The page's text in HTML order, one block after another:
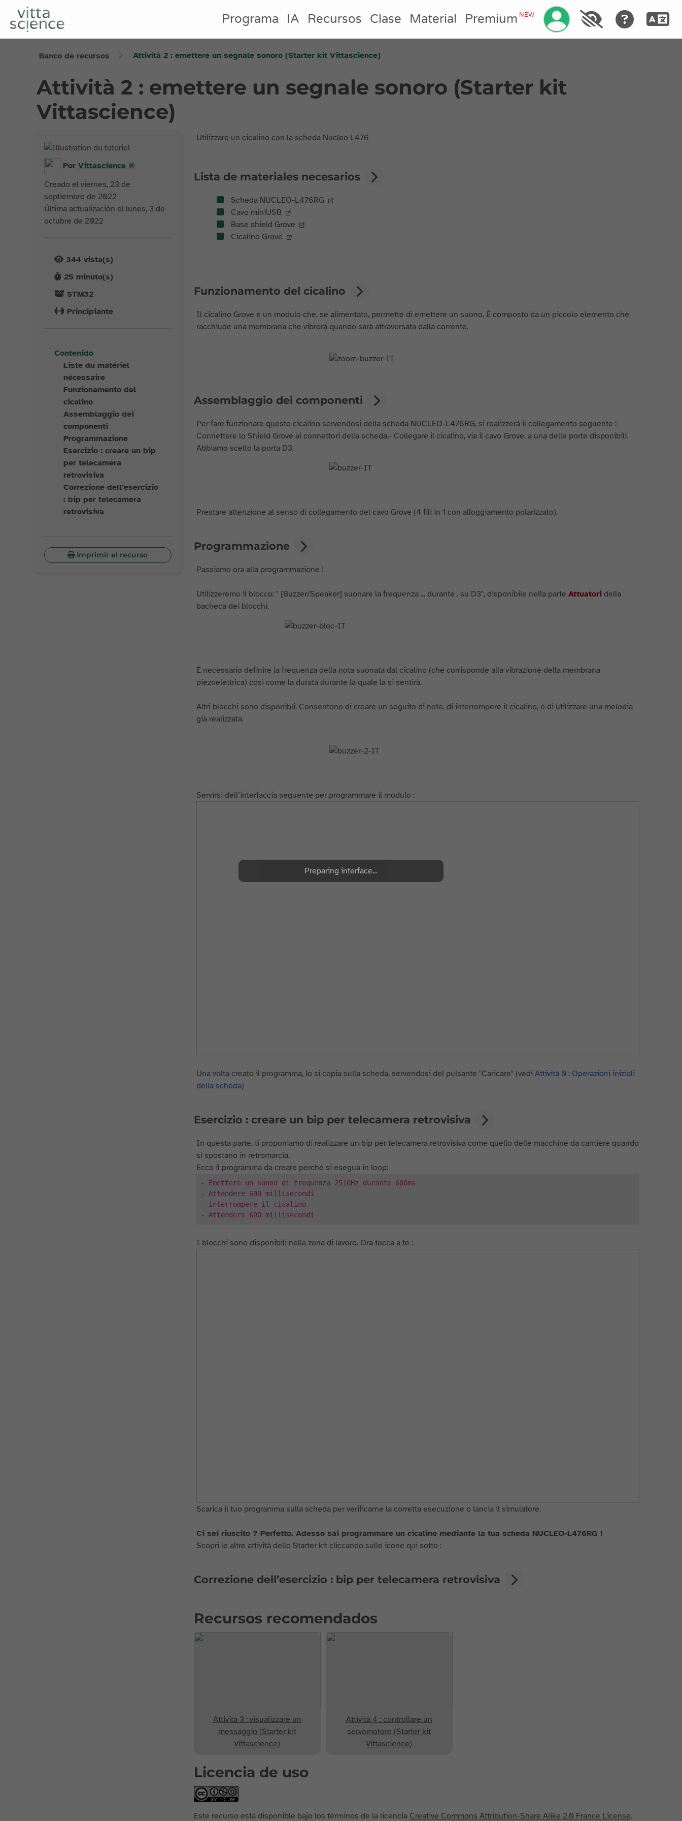
Programa IA Recursos Clase Material PremiumNEW Gestionar su cuenta
Banco de recursos Attività 2 : emettere un segnale sonoro (Starter kit Vittascience)
Attività 2 : emettere un segnale sonoro (Starter kit
Vittascience)
PorVittascience ®
Creado el viernes, 23 de
septiembre de 2022
Última actualización el lunes, 3 de
octubre de 2022
344 vista(s)
25 minuto(s)
STM32
Principiante
Contenido
Liste du matériel
nécessaire
Funzionamento del
cicalino
Assemblaggio dei
componenti
Programmazione
Esercizio : creare un bip
per telecamera
retrovisiva
Correzione dell’esercizio
: bip per telecamera
retrovisiva
Imprimir el recurso
Utilizzare un cicalino con la scheda Nucleo L476
Lista de materiales necesarios
Scheda NUCLEO-L476RG
Cavo miniUSB
Base shield Grove
Cicalino Grove
Funzionamento del cicalino
Il cicalino Grove è un modulo che, se alimentato, permette di emettere un suono. È composto da un piccolo elemento che
racchiude una membrana che vibrerà quando sarà attraversata dalla corrente.
Assemblaggio dei componenti
Per fare funzionare questo cicalino servendosi della scheda NUCLEO-L476RG, si realizzerà il collegamento seguente :-
Connettere lo Shield Grove ai connettori della scheda.- Collegare il cicalino, via il cavo Grove, a una delle porte disponibili.
Abbiamo scelto la porta D3.
Prestare attenzione al senso di collegamento del cavo Grove (4 fili in 1 con alloggiamento polarizzato).
Programmazione
Passiamo ora alla programmazione !
Utilizzeremo il blocco: " [Buzzer/Speaker] suonare la frequenza ... durante . su D3", disponibile nella parte Attuatoridella
bacheca dei blocchi.
È necessario definire la frequenza della nota suonata dal cicalino (che corrisponde alla vibrazione della membrana
piezoelettrica) così come la durata durante la quale la si sentirà.
Altri blocchi sono disponibli. Consentono di creare un seguito di note, di interrompere il cicalino, o di utilizzare una melodia
già realizzata.
Servirsi dell’interfaccia seguente per programmare il modulo :
Una volta creato il programma, lo si copia sulla scheda. servendosi del pulsante "Caricare" (vedi Attività 0 : Operazioni iniziali
della scheda)
Esercizio : creare un bip per telecamera retrovisiva
In questa parte, ti proponiamo di realizzare un bip per telecamera retrovisiva come quello delle macchine da cantiere quando
si spostano in retromarcia.
Ecco il programma da creare perché si esegua in loop:
- Emettere un suono di frequenza 2510Hz durante 600ms
- Attendere 600 millisecondi
- Interrompere il cicalino
- Attendere 600 millisecondi
I blocchi sono disponibili nella zona di lavoro. Ora tocca a te :
Scarica il tuo programma sulla scheda per verificarne la corretta esecuzione o lancia il simulatore.
Ci sei riuscito ? Perfetto. Adesso sai programmare un cicalino mediante la tua scheda NUCLEO-L476RG !
Scopri le altre attività dello Starter kit cliccando sulle icone qui sotto :
Correzione dell’esercizio : bip per telecamera retrovisiva
Recursos recomendados
Attività 3 : visualizzare un
messaggio (Starter kit
Vittascience)
Attività 4 : controllare un
servomotore (Starter kit
Vittascience)
Licencia de uso
Este recurso está disponible bajo los términos de la licencia Creative Commons Attribution-Share Alike 2.0 France License.
Preparing interface...